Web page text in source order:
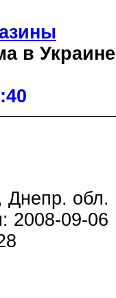
в Украине
Днепр. обл.
2008-09-06